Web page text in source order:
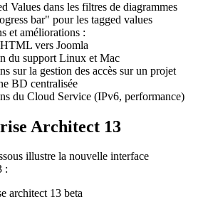
Values dans les filtres de diagrammes
bar" pour les tagged values
et améliorations :
vers Joomla
du support Linux et Mac
sur la gestion des accès sur un projet
BD centralisée
du Cloud Service (IPv6, performance)
Architect 13
illustre la nouvelle interface
: